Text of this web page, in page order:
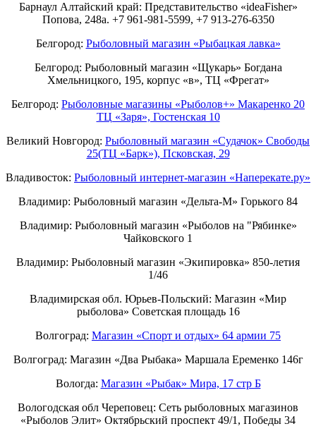
Барнаул Алтайский край: Представительство «ideaFisher»
Попова, 248а. +7 961-981-5599, +7 913-276-6350
Белгород: Рыболовный магазин «Рыбацкая лавка»
Белгород: Рыболовный магазин «Щукарь» Богдана
Хмельницкого, 195, корпус «в», ТЦ «Фрегат»
Белгород: Рыболовные магазины «Рыболов+» Макаренко 20
ТЦ «Заря», Гостенская 10
Великий Новгород: Рыболовный магазин «Судачок» Свободы
25(ТЦ «Барк»), Псковская, 29
Владивосток: Рыболовный интернет-магазин «Наперекате.ру»
Владимир: Рыболовный магазин «Дельта-М» Горького 84
Владимир: Рыболовный магазин «Рыболов на "Рябинке»
Чайковского 1
Владимир: Рыболовный магазин «Экипировка» 850-летия
1/46
Владимирская обл. Юрьев-Польский: Магазин «Мир
рыболова» Советская площадь 16
Волгоград: Магазин «Спорт и отдых» 64 армии 75
Волгоград: Магазин «Два Рыбака» Маршала Еременко 146г
Вологда: Магазин «Рыбак» Мира, 17 стр Б
Вологодская обл Череповец: Сеть рыболовных магазинов
«Рыболов Элит» Октябрьский проспект 49/1, Победы 34